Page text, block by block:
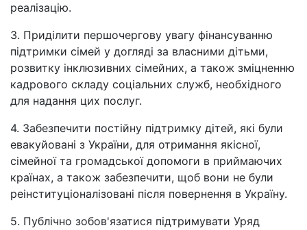
реалізацію.
3. Приділити першочергову увагу фінансуванню
підтримки сімей у догляді за власними дітьми,
розвитку інклюзивних сімейних, а також зміцненню
кадрового складу соціальних служб, необхідного
для надання цих послуг.
4. Забезпечити постійну підтримку дітей, які були
евакуйовані з України, для отримання якісної,
сімейної та громадської допомоги в приймаючих
країнах, а також забезпечити, щоб вони не були
реінституціоналізовані після повернення в Україну.
5. Публічно зобов'язатися підтримувати Уряд